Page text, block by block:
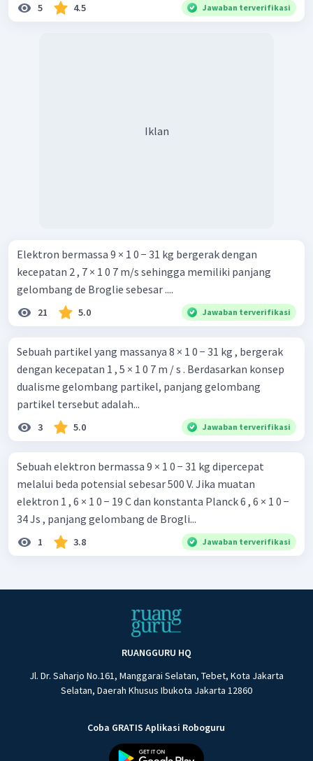
5 4.5 Jawaban terverifikasi
Iklan
Elektron bermassa 9 × 1 0 − 31 kg bergerak dengan
kecepatan 2 , 7 × 1 0 7 m/s sehingga memiliki panjang
gelombang de Broglie sebesar ....
21 5.0 Jawaban terverifikasi
Sebuah partikel yang massanya 8 × 1 0 − 31 kg , bergerak
dengan kecepatan 1 , 5 × 1 0 7 m / s . Berdasarkan konsep
dualisme gelombang partikel, panjang gelombang
partikel tersebut adalah...
3 5.0 Jawaban terverifikasi
Sebuah elektron bermassa 9 × 1 0 − 31 kg dipercepat
melalui beda potensial sebesar 500 V. Jika muatan
elektron 1 , 6 × 1 0 − 19 C dan konstanta Planck 6 , 6 × 1 0 −
34 Js , panjang gelombang de Brogli...
1 3.8 Jawaban terverifikasi
RUANGGURU HQ
Jl. Dr. Saharjo No.161, Manggarai Selatan, Tebet, Kota Jakarta
Selatan, Daerah Khusus Ibukota Jakarta 12860
Coba GRATIS Aplikasi Roboguru